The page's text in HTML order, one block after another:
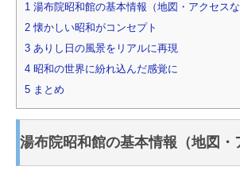
1 湯布院昭和館の基本情報（地図・アクセスな
2 懐かしい昭和がコンセプト
3 ありし日の風景をリアルに再現
4 昭和の世界に紛れ込んだ感覚に
5 まとめ
湯布院昭和館の基本情報（地図・